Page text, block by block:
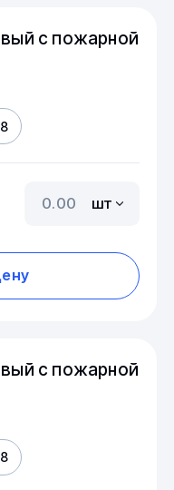
с пожарной
шт
с пожарной